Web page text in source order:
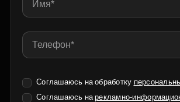
Соглашаюсь на обработку
Соглашаюсь нарекламно-